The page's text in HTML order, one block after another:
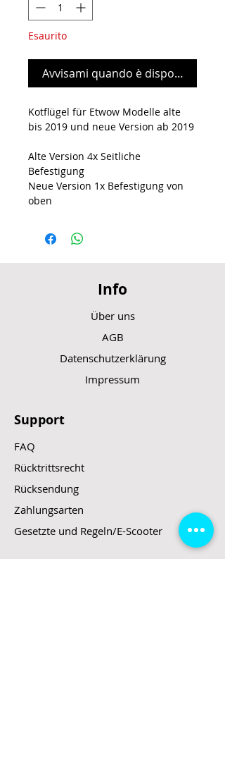
Esaurito
Avvisami quando è disponibile
Kotflügel für Etwow Modelle alte
bis 2019 und neue Version ab 2019
Alte Version 4x Seitliche
Befestigung
Neue Version 1x Befestigung von
oben
Info
Über uns
AGB
Datenschutzerklärung
Impressum
Support
FAQ
Rücktrittsrecht
Rücksendung
Zahlungsarten
Gesetzte und Regeln/E-Scooter